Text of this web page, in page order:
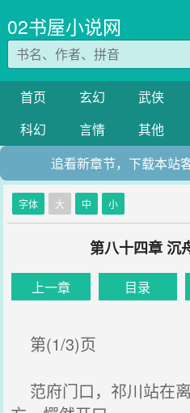
02书屋小说网
首页 玄幻 武侠
科幻
言情 其他
追看新章节，下载本站
字体 大 中 小
第八十四章 沉
上一章 目录
第(1/3)页
范府门口，祁川站在